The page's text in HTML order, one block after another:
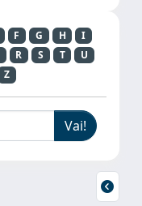
F G H
I
R S T
U
Z